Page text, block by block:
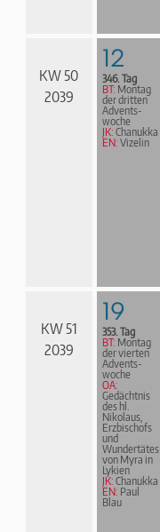
KW 50
2039
12
346. Tag
BT: Montag
der dritten
Advents­
woche
JK: Chanukka
EN: Vizelin
KW 51
2039
19
353. Tag
BT: Montag
der vierten
Advents­
woche
OA:
Gedächtnis
des hl.
Nikolaus,
Erzbischofs
und
Wundertätes
von Myra in
Lykien
JK: Chanukka
EN: Paul
Blau